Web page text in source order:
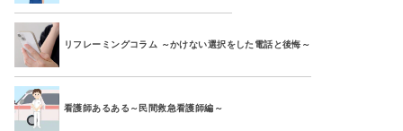
リフレーミングコラム ～かけない選択をした電話と後悔～
看護師あるある～民間救急看護師編～